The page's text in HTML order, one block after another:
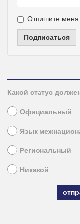
Отпишите меня
Подписаться
Какой статус
Официальный
Язык
Региональный
Никакой